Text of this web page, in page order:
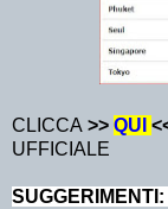
CLICCA >> QUI
UFFICIALE
SUGGERIMENTI: